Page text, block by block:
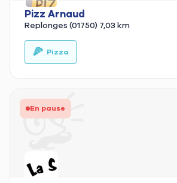
Pizz Arnaud
Replonges (01750) 7,03 km
🍕 Pizza
En pause